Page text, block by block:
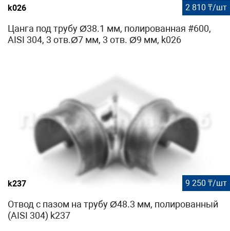
k026 2 810 ₸/шт
Цанга под трубу Ø38.1 мм, полированная #600,
AISI 304, 3 отв.Ø7 мм, 3 отв. Ø9 мм, k026
k237 9 250 ₸/шт
Отвод с пазом на трубу Ø48.3 мм, полированный
(AISI 304) k237